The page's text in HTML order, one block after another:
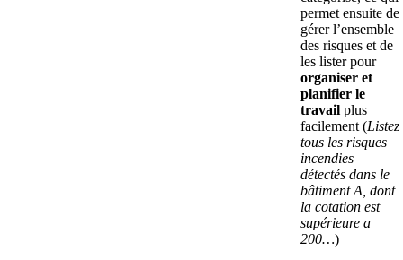
permet ensuite de
gérer l’ensemble
des risques et de
les lister pour
organiser et
planifier le
travail plus
facilement (Listez
tous les risques
incendies
détectés dans le
bâtiment A, dont
la cotation est
supérieure a
200…)